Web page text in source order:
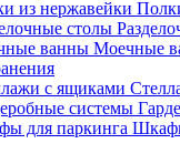
Моечные